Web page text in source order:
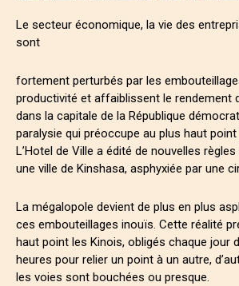
Le secteur économique, la vie des
sont
fortement perturbés par les
productivité et affaiblissent le rendement
dans la capitale de la République
paralysie qui préoccupe au plus haut point
L’Hotel de Ville a édité de nouvelles
une ville de Kinshasa, asphyxiée par une
La mégalopole devient de plus en plus
ces embouteillages inouïs. Cette réalité
haut point les Kinois, obligés chaque jour
heures pour relier un point à un autre,
les voies sont bouchées ou presque.